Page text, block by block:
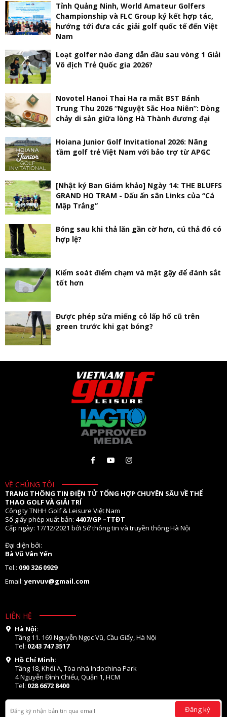
Tỉnh Quảng Ninh, World Amateur Golfers
Championship và FLC Group ký kết hợp tác,
hướng tới đưa các giải golf quốc tế đến Việt
Nam
Loạt golfer nào đang dẫn đầu sau vòng 1 Giải
Vô địch Trẻ Quốc gia 2026?
Novotel Hanoi Thai Ha ra mắt BST Bánh
Trung Thu 2026 “Nguyệt Sắc Hoa Niên”: Dòng
chảy di sản giữa lòng Hà Thành đương đại
Hoiana Junior Golf Invitational 2026: Nâng
tầm golf trẻ Việt Nam với bảo trợ từ APGC
[Nhật ký Ban Giám khảo] Ngày 14: THE BLUFFS
GRAND HO TRAM - Dấu ấn sân Links của “Cá
Mập Trắng”
Bóng sau khi thả lăn gần cờ hơn, cú thả đó có
hợp lệ?
Kiểm soát điểm chạm và mặt gậy để đánh sắt
tốt hơn
Được phép sửa miếng cỏ lấp hố cũ trên
green trước khi gạt bóng?
VỀ CHÚNG TÔI
TRANG THÔNG TIN ĐIỆN TỬ TỔNG HỢP CHUYÊN SÂU VỀ THỂ
THAO GOLF VÀ GIẢI TRÍ
Công ty TNHH Golf & Leisure Việt Nam
Số giấy phép xuất bản: 4407/GP –TTĐT
Cấp ngày: 17/12/2021 bởi Sở thông tin và truyền thông Hà Nội
Đại diện bởi:
Bà Vũ Vân Yến
Tel.: 090 326 0929
Email:yenvuv@gmail.com
LIÊN HỆ
Hà Nội:
Tầng 11. 169 Nguyễn Ngọc Vũ, Cầu Giấy, Hà Nội
Tel: 0243 747 3517
Hồ Chí Minh:
Tầng 18, Khối A, Tòa nhà Indochina Park
4 Nguyễn Đình Chiểu, Quận 1, HCM
Tel: 028 6672 8400
Đăng ký